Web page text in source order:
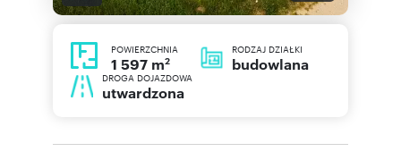
POWIERZCHNIA
1 597 m2
RODZAJ DZIAŁKI
budowlana
DROGA DOJAZDOWA
utwardzona